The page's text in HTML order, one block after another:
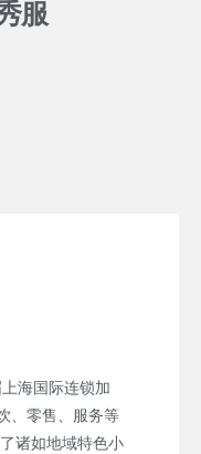
服
海国际连锁加
、零售、服务等
诸如地域特色小